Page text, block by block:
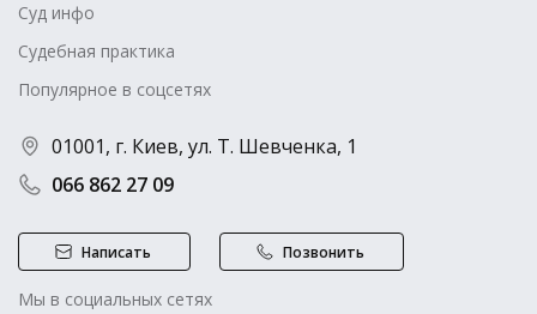
Суд инфо
Судебная практика
Популярное в соцсетях
066 862 27 09
01001, г. Киев, ул. Т. Шевченка, 1
Написать Позвонить
Мы в социальных сетях